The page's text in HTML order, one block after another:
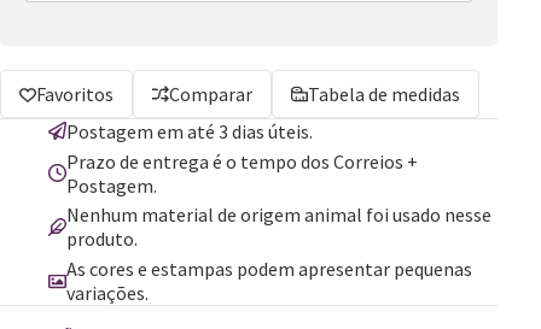
Favoritos Comparar
Tabela de medidas
Postagem em até 3 dias úteis.
Prazo de entrega é o tempo dos Correios +
Postagem.
Nenhum material de origem animal foi usado nesse
produto.
As cores e estampas podem apresentar pequenas
variações.